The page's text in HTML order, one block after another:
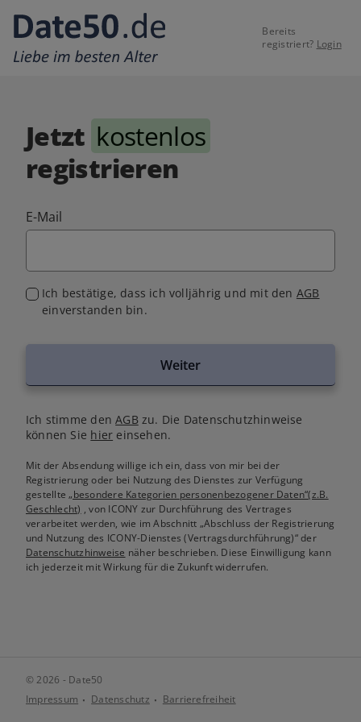
Bereits
registriert? Login
Jetzt kostenlos
registrieren
E-Mail
Ich bestätige, dass ich volljährig und mit den AGB
einverstanden bin.
Weiter
Ich stimme denAGB zu. Die Datenschutzhinweise
können Sie hier einsehen.
Mit der Absendung willige ich ein, dass von mir bei der
Registrierung oder bei Nutzung des Dienstes zur Verfügung
gestellte„besondere Kategorien personenbezogener Daten“(z.B.
Geschlecht) , von ICONY zur Durchführung des Vertrages
verarbeitet werden, wie im Abschnitt „Abschluss der Registrierung
und Nutzung des ICONY-Dienstes (Vertragsdurchführung)“ der
Datenschutzhinweise näher beschrieben. Diese Einwilligung kann
ich jederzeit mit Wirkung für die Zukunft widerrufen.
© 2026 - Date50
Impressum
Datenschutz Barrierefreiheit